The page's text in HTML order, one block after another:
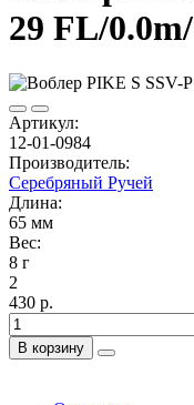
29 FL/
Артикул:
12-01-0984
Производитель:
Серебряный Ручей
Длина:
65 мм
Вес:
8 г
2
430 р.
В корзину